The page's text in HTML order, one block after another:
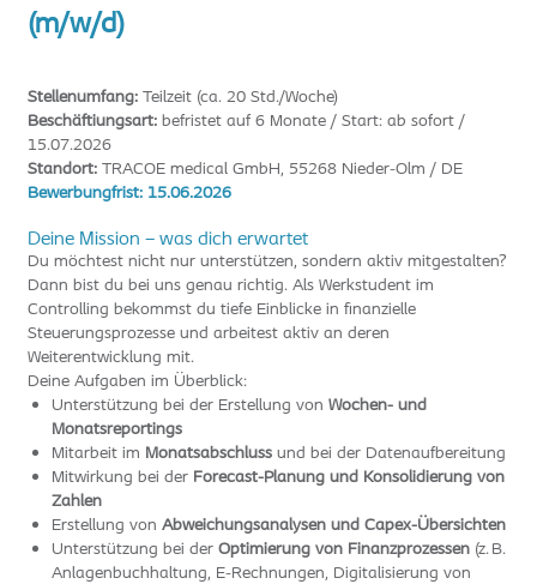
(m/w/d)
Stellenumfang: Teilzeit (ca. 20 Std./Woche)
Beschäftiungsart: befristet auf 6 Monate / Start: ab sofort /
15.07.2026
Standort: TRACOE medical GmbH, 55268 Nieder-Olm / DE
Bewerbungfrist: 15.06.2026
Deine Mission – was dich erwartet
Du möchtest nicht nur unterstützen, sondern aktiv mitgestalten?
Dann bist du bei uns genau richtig. Als Werkstudent im
Controlling bekommst du tiefe Einblicke in finanzielle
Steuerungsprozesse und arbeitest aktiv an deren
Weiterentwicklung mit.
Deine Aufgaben im Überblick:
Unterstützung bei der Erstellung von Wochen- und
Monatsreportings
Mitarbeit im Monatsabschluss und bei der Datenaufbereitung
Mitwirkung bei der Forecast-Planung und Konsolidierung von
Zahlen
Erstellung von Abweichungsanalysen und Capex-Übersichten
Unterstützung bei der Optimierung von Finanzprozessen (z. B.
Anlagenbuchhaltung, E-Rechnungen, Digitalisierung von